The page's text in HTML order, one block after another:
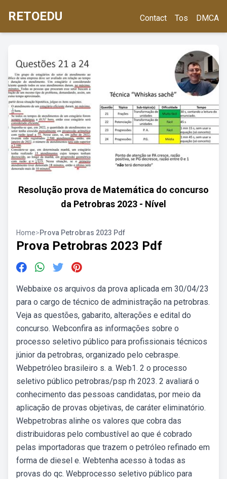
RETOEDU Contact Tos DMCA
Resolução prova de Matemática do concurso
da Petrobras 2023 - Nível
Home>Prova Petrobras 2023 Pdf
Prova Petrobras 2023 Pdf
Webbaixe os arquivos da prova aplicada em 30/04/23
para o cargo de técnico de administração na petrobras.
Veja as questões, gabarito, alterações e edital do
concurso. Webconfira as informações sobre o
processo seletivo público para profissionais técnicos
júnior da petrobras, organizado pelo cebraspe.
Webpetróleo brasileiro s. a. Web1. 2 o processo
seletivo público petrobras/psp rh 2023. 2 avaliará o
conhecimento das pessoas candidatas, por meio da
aplicação de provas objetivas, de caráter eliminatório.
Webpetrobras alinhe os valores que cobra das
distribuidoras pelo combustível ao que é cobrado
pelas importadoras que trazem o petróleo refinado em
forma de diesel e. Webtenha acesso à todas as
provas do qc. Webprocesso seletivo público para